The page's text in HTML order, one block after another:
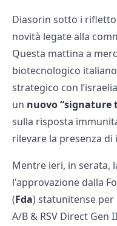
Diasorin sotto i
novità legate alla
Questa mattina a
biotecnologico
strategico con
un nuovo “signature
sulla risposta
rilevare la presenza
Mentre ieri, in serata,
l'approvazione dalla
(Fda) statunitense per
A/B & RSV Direct